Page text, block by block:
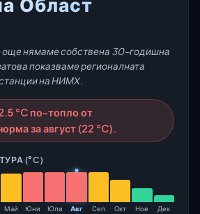
още нямаме собствена 30-годишна
показваме регионалната
на НИМХ.
°C по-топло от
за август (22 °C).
(°C)
Май Юни Юли Авг Сеп Окт Ное Дек